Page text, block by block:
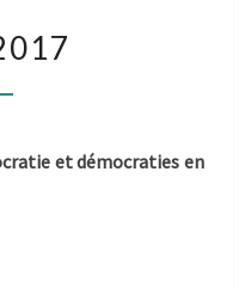
et démocraties en